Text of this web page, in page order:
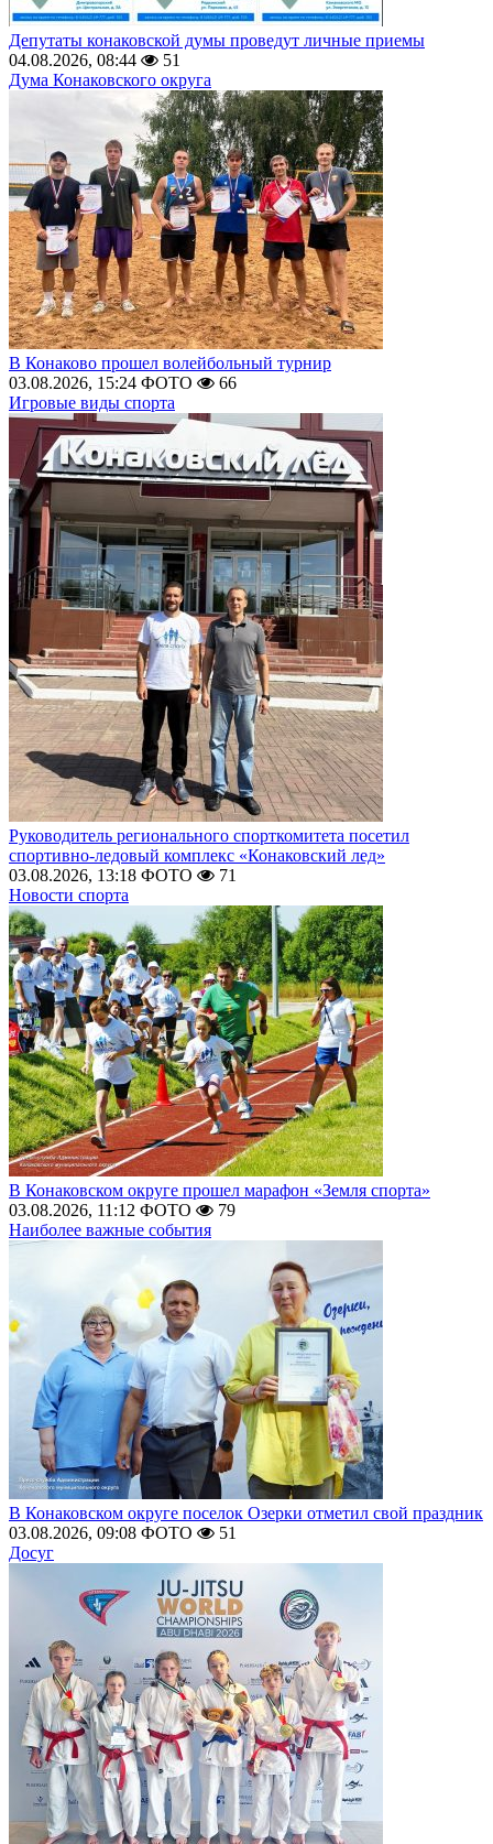
Депутаты конаковской думы проведут личные приемы
04.08.2026, 08:44
51
Дума Конаковского округа
В Конаково прошел волейбольный турнир
03.08.2026, 15:24 ФОТО
66
Игровые виды спорта
Руководитель регионального спорткомитета посетил
спортивно-ледовый комплекс «Конаковский лед»
03.08.2026, 13:18 ФОТО
71
Новости спорта
В Конаковском округе прошел марафон «Земля спорта»
03.08.2026, 11:12 ФОТО
79
Наиболее важные события
В Конаковском округе поселок Озерки отметил свой праздник
03.08.2026, 09:08 ФОТО
51
Досуг